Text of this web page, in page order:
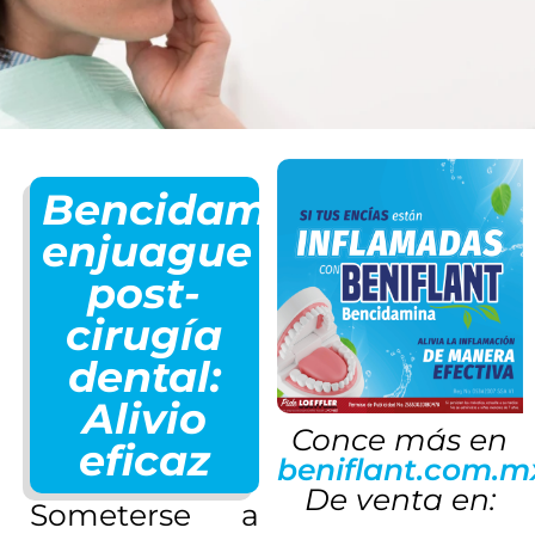
Bencidamina
enjuague
post-
cirugía
dental:
Alivio
eficaz
Someterse a
Conce más en
De venta en: